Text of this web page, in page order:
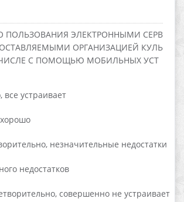
ПОЛЬЗОВАНИЯ ЭЛЕКТРОННЫМИ СЕРВ
ОРГАНИЗАЦИЕЙ КУЛЬ
С ПОМОЩЬЮ МОБИЛЬНЫХ УСТ
все устраивает
незначительные недостатки
недостатков
совершенно не устраивает